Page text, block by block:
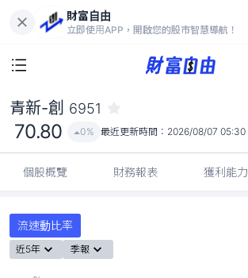
財富自由
立即使用APP，開啟您的股市智慧導航！
70.80
0%
青新-創 6951
70.80 0% 最近更新時間： 2026/08/07 05:30
個股概覽 財務報表 獲利能力
流速動比率
近5年 季報